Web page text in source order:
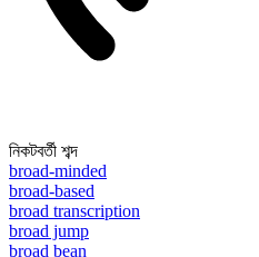
নিকটবর্তী শব্দ
broad-minded
broad-based
broad transcription
broad jump
broad bean